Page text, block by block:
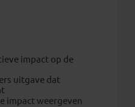
impact op de
uitgave dat
impact weergeven